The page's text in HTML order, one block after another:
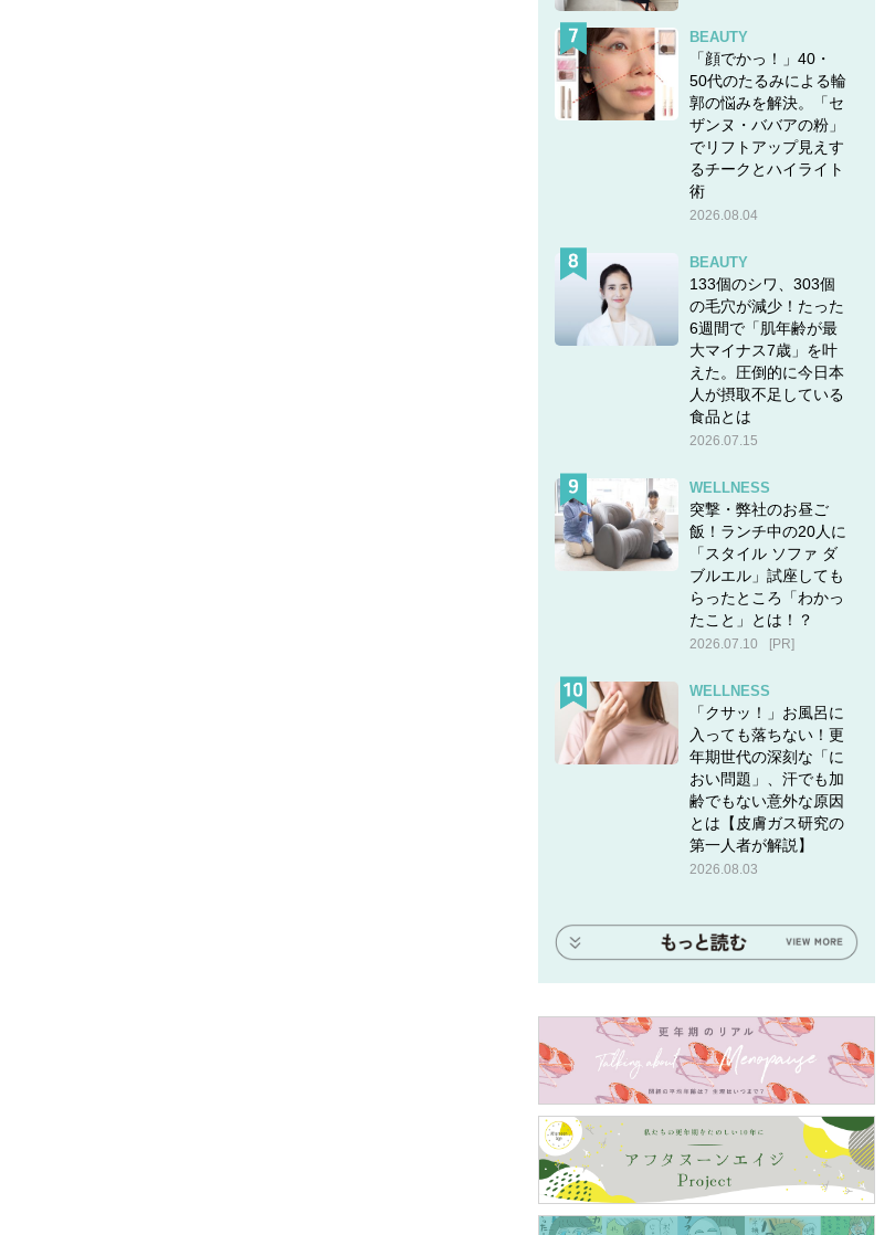
BEAUTY
「顔でかっ！」40・
50代のたるみによる輪
郭の悩みを解決。「セ
ザンヌ・ババアの粉」
でリフトアップ見えす
るチークとハイライト
術
2026.08.04
BEAUTY
133個のシワ、303個
の毛穴が減少！たった
6週間で「肌年齢が最
大マイナス7歳」を叶
えた。圧倒的に今日本
人が摂取不足している
食品とは
2026.07.15
WELLNESS
突撃・弊社のお昼ご
飯！ランチ中の20人に
「スタイル ソファ ダ
ブルエル」試座しても
らったところ「わかっ
たこと」とは！？
2026.07.10 [PR]
WELLNESS
「クサッ！」お風呂に
入っても落ちない！更
年期世代の深刻な「に
おい問題」、汗でも加
齢でもない意外な原因
とは【皮膚ガス研究の
第一人者が解説】
2026.08.03